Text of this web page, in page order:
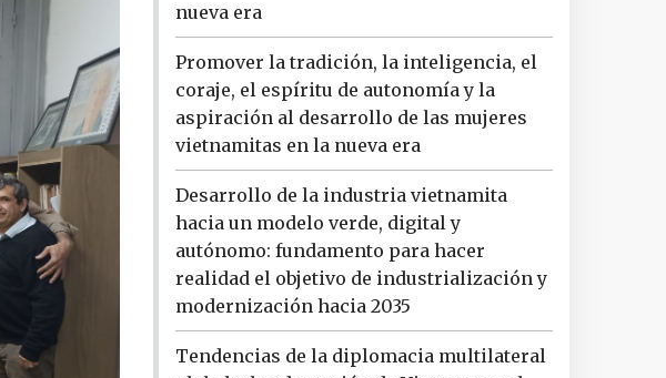
nueva era
Promover la tradición, la inteligencia, el
coraje, el espíritu de autonomía y la
aspiración al desarrollo de las mujeres
vietnamitas en la nueva era
Desarrollo de la industria vietnamita
hacia un modelo verde, digital y
autónomo: fundamento para hacer
realidad el objetivo de industrialización y
modernización hacia 2035
Tendencias de la diplomacia multilateral